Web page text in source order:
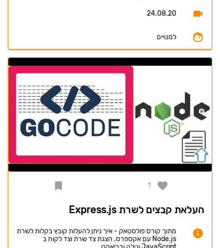
24.08.20
למנויים
1
העלאת קבצים לשרת Express.js
מתוך קורס פולסטאק - איך ניתן להעלות קובץ בקלות לשרת
Node.js עם אקספרס. הצגת צד שרת וצד לקוח ב